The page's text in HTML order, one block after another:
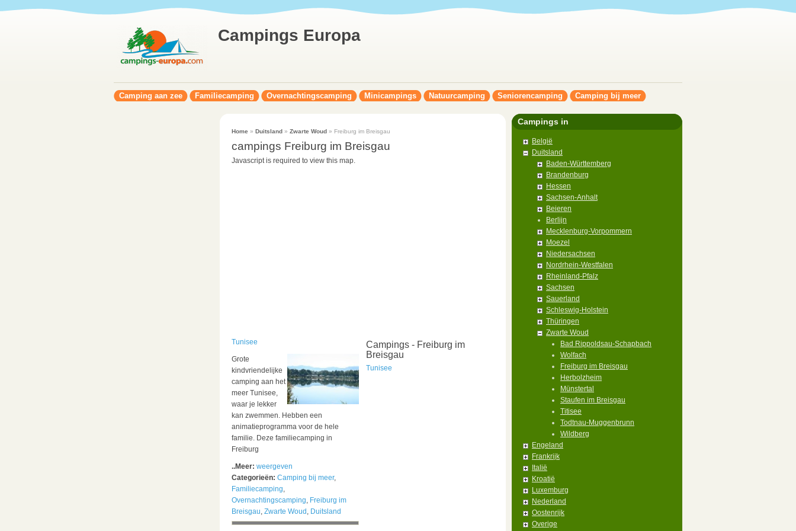
Campings Europa
Camping aan zee Familiecamping Overnachtingscamping Minicampings Natuurcamping Seniorencamping Camping bij meer
Home » Duitsland» Zwarte Woud» Freiburg im Breisgau
campings Freiburg im Breisgau
Javascript is required to view this map.
Tunisee
Grote
kindvriendelijke
camping aan het
meer Tunisee,
waar je lekker
kan zwemmen. Hebben een
animatieprogramma voor de hele
familie. Deze familiecamping in
Freiburg
..Meer: weergeven
Categorieën: Camping bij meer,
Familiecamping,
Overnachtingscamping, Freiburg im
Breisgau, Zwarte Woud , Duitsland
Campings - Freiburg im
Breisgau
Tunisee
Campings in
België
Duitsland
Baden-Württemberg
Brandenburg
Hessen
Sachsen-Anhalt
Beieren
Berlijn
Mecklenburg-Vorpommern
Moezel
Niedersachsen
Nordrhein-Westfalen
Rheinland-Pfalz
Sachsen
Sauerland
Schleswig-Holstein
Thüringen
Zwarte Woud
Bad Rippoldsau-Schapbach
Wolfach
Freiburg im Breisgau
Herbolzheim
Münstertal
Staufen im Breisgau
Titisee
Todtnau-Muggenbrunn
Wildberg
Engeland
Frankrijk
Italië
Kroatië
Luxemburg
Nederland
Oostenrijk
Overige